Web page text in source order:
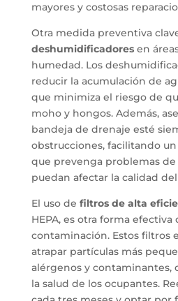
mayores y costosas
Otra medida preventiva
deshumidificadoresen
humedad. Los
reducir la acumulación de
que minimiza el riesgo de
moho y hongos. Además,
bandeja de drenaje esté
obstrucciones, facilitando
que prevenga problemas
puedan afectar la calidad
El uso de filtros de alta
HEPA, es otra forma
contaminación. Estos filtros
atrapar partículas más
alérgenos y contaminantes,
la salud de los ocupantes.